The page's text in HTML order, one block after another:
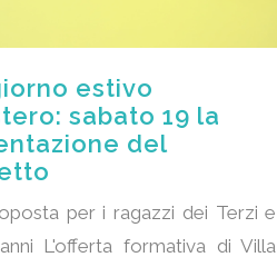
estivo
sabato 19 la
del
per i ragazzi dei Terzi e
L'offerta formativa di Villa